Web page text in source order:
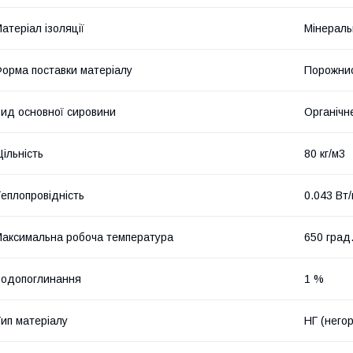
ізоляції
поставки матеріалу
основної сировини
80 кг/м3
0.043
робоча температура 650 град.
1 %
матеріалу НГ